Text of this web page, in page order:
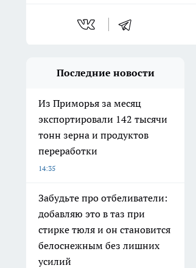
Последние новости
Из Приморья за месяц
экспортировали 142 тысячи
тонн зерна и продуктов
переработки
14:35
Забудьте про отбеливатели:
добавляю это в таз при
стирке тюля и он становится
белоснежным без лишних
усилий